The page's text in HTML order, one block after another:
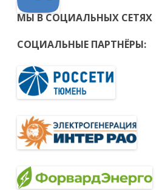
МЫ В СОЦИАЛЬНЫХ СЕТЯХ
СОЦИАЛЬНЫЕ ПАРТНЁРЫ: